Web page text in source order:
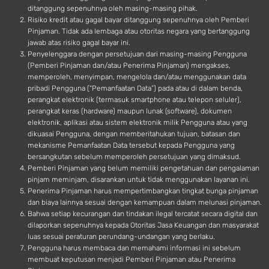
ditanggung sepenuhnya oleh masing-masing pihak.
Risiko kredit atau gagal bayar ditanggung sepenuhnya oleh Pemberi
Pinjaman. Tidak ada lembaga atau otoritas negara yang bertanggung
jawab atas risiko gagal bayar ini.
Penyelenggara dengan persetujuan dari masing-masing Pengguna
(Pemberi Pinjaman dan/atau Penerima Pinjaman) mengakses,
memperoleh, menyimpan, mengelola dan/atau menggunakan data
pribadi Pengguna (“Pemanfaatan Data”) pada atau di dalam benda,
perangkat elektronik (termasuk smartphone atau telepon seluler),
perangkat keras (hardware) maupun lunak (software), dokumen
elektronik, aplikasi atau sistem elektronik milik Pengguna atau yang
dikuasai Pengguna, dengan memberitahukan tujuan, batasan dan
mekanisme Pemanfaatan Data tersebut kepada Pengguna yang
bersangkutan sebelum memperoleh persetujuan yang dimaksud.
Pemberi Pinjaman yang belum memiliki pengetahuan dan pengalaman
pinjam meminjam, disarankan untuk tidak menggunakan layanan ini.
Penerima Pinjaman harus mempertimbangkan tingkat bunga pinjaman
dan biaya lainnya sesuai dengan kemampuan dalam melunasi pinjaman.
Bahwa setiap kecurangan dan tindakan ilegal tercatat secara digital dan
dilaporkan sepenuhnya kepada Otoritas Jasa Keuangan dan masyarakat
luas sesuai peraturan perundang-undangan yang berlaku.
Pengguna harus membaca dan memahami informasi ini sebelum
membuat keputusan menjadi Pemberi Pinjaman atau Penerima